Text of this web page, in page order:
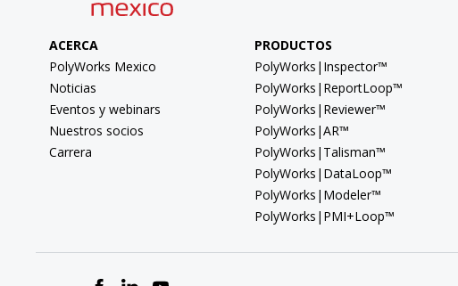
ACERCA
PolyWorks Mexico
Noticias
Eventos y webinars
Nuestros socios
Carrera
PRODUCTOS
PolyWorks|Inspector™
PolyWorks|ReportLoop™
PolyWorks|Reviewer™
PolyWorks|AR™
PolyWorks|Talisman™
PolyWorks|DataLoop™
PolyWorks|Modeler™
PolyWorks|PMI+Loop™